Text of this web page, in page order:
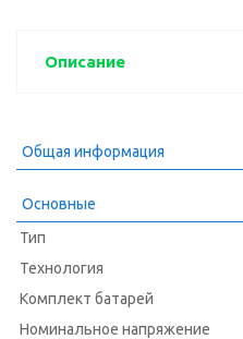
Описание
Общая информация
Основные
Тип
Технология
Комплект батарей
Номинальное напряжение